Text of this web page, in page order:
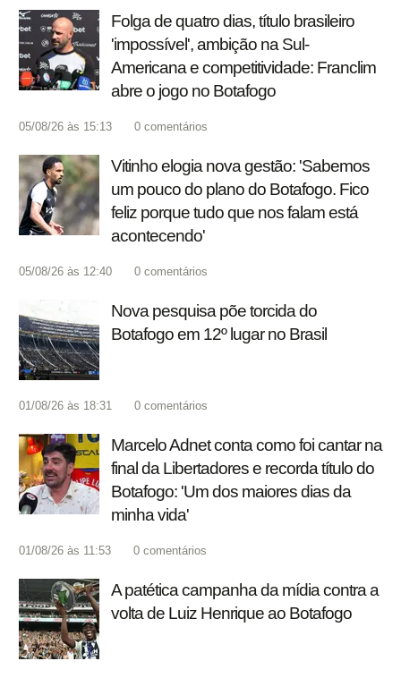
Folga de quatro dias, título brasileiro
'impossível', ambição na Sul-
Americana e competitividade: Franclim
abre o jogo no Botafogo
05/08/26 às 15:13 0 comentários
Vitinho elogia nova gestão: 'Sabemos
um pouco do plano do Botafogo. Fico
feliz porque tudo que nos falam está
acontecendo'
05/08/26 às 12:40 0 comentários
Nova pesquisa põe torcida do
Botafogo em 12º lugar no Brasil
01/08/26 às 18:31 0 comentários
Marcelo Adnet conta como foi cantar na
final da Libertadores e recorda título do
Botafogo: 'Um dos maiores dias da
minha vida'
01/08/26 às 11:53 0 comentários
A patética campanha da mídia contra a
volta de Luiz Henrique ao Botafogo